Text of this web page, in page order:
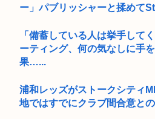
ー」パブリッシャーと揉めて
「備蓄している人は挙手して
ーティング、何の気なしに手
果…...
浦和レッズがストークシティ
地ではすでにクラブ間合意と